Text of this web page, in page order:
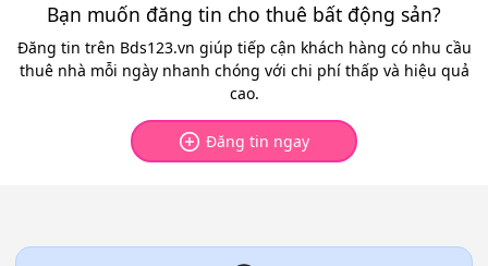
Bạn muốn đăng tin cho thuê bất động sản?
Đăng tin trên Bds123.vn giúp tiếp cận khách hàng có nhu cầu
thuê nhà mỗi ngày nhanh chóng với chi phí thấp và hiệu quả
cao.
Đăng tin ngay